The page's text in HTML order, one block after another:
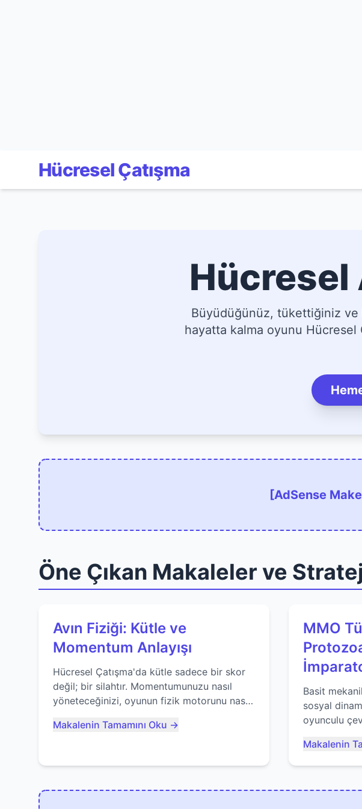
Hücresel Çatışma
Hücresel
Büyüdüğünüz, tükettiğiniz
hayatta kalma oyunu Hücresel
[AdSense
Öne Çıkan Makaleler ve
Avın Fiziği: Kütle ve
Momentum Anlayışı
Hücresel Çatışma'da kütle sadece bir skor
değil; bir silahtır. Momentumunuzu nasıl
yöneteceğinizi, oyunun fizik motorunu nasıl
nasıl ustalaşacağınızı öğrenin...
Makalenin Tamamını Oku →
MMO
Basit
sosyal
oyunculu
bakıyoruz...
Makalenin